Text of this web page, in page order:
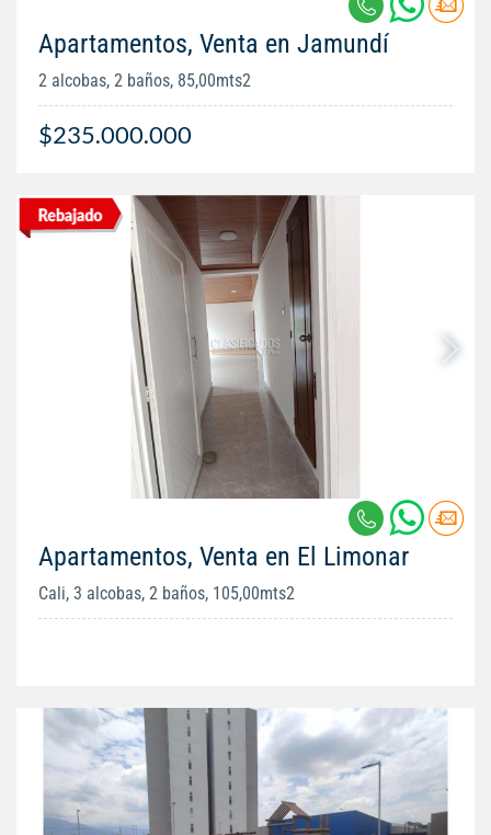
Apartamentos, Venta en Jamundí
2 alcobas, 2 baños, 85,00mts2
$235.000.000
Apartamentos, Venta en El Limonar
Cali, 3 alcobas, 2 baños, 105,00mts2